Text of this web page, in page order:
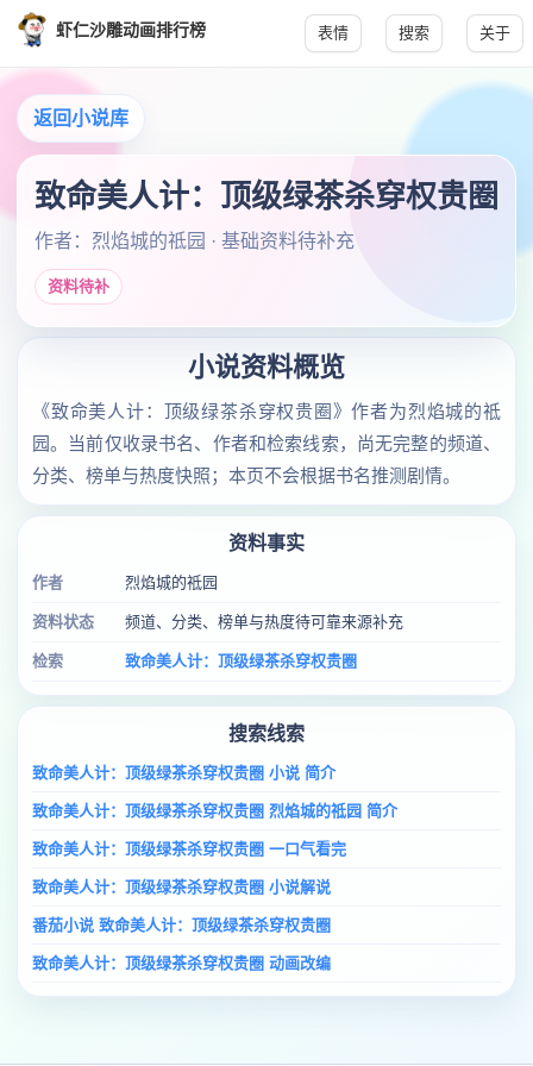
虾仁沙雕动画排行榜 表情 搜索 关于
返回小说库
致命美人计：顶级绿茶杀穿权贵圈
作者：烈焰城的祗园 · 基础资料待补充
资料待补
小说资料概览
《致命美人计：顶级绿茶杀穿权贵圈》作者为烈焰城的祗
园。当前仅收录书名、作者和检索线索，尚无完整的频道、
分类、榜单与热度快照；本页不会根据书名推测剧情。
资料事实
作者 烈焰城的祗园
资料状态 频道、分类、榜单与热度待可靠来源补充
检索 致命美人计：顶级绿茶杀穿权贵圈
搜索线索
致命美人计：顶级绿茶杀穿权贵圈 小说 简介
致命美人计：顶级绿茶杀穿权贵圈 烈焰城的祗园 简介
致命美人计：顶级绿茶杀穿权贵圈 一口气看完
致命美人计：顶级绿茶杀穿权贵圈 小说解说
番茄小说 致命美人计：顶级绿茶杀穿权贵圈
致命美人计：顶级绿茶杀穿权贵圈 动画改编